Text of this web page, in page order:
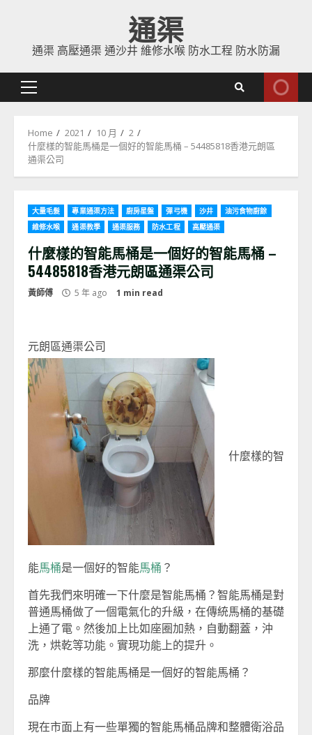
content
通渠
通渠 高壓通渠 通沙井 維修水喉 防水工程 防水防漏
Primary
Home 2021 10 月
2
什麼樣的智能馬桶是一個好的智能馬桶 – 54485818香港元朗區
通渠公司
大量毛髮 專業通渠方法 廚房星盤 彈弓機 沙井
油污食物廚餘
維修水喉
通渠教學 通渠服務 防水工程 高壓通渠
什麼樣的智能馬桶是一個好的智能馬桶 –
54485818香港元朗區通渠公司
黃師傅 5 年 ago 1 min read
元朗區通渠公司
什麼樣的智
能馬桶是一個好的智能馬桶 ？
首先我們來明確一下什麼是智能馬桶？智能馬桶是對
普通馬桶做了一個電氣化的升級，在傳統馬桶的基礎
上通了電。然後加上比如座圈加熱，自動翻蓋，沖
洗，烘乾等功能。實現功能上的提升。
那麼什麼樣的智能馬桶是一個好的智能馬桶？
品牌
現在市面上有一些單獨的智能馬桶品牌和整體衛浴品